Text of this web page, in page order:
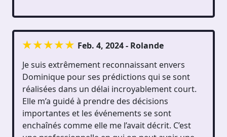
Feb. 4, 2024 - Rolande
Je suis extrêmement reconnaissant envers
Dominique pour ses prédictions qui se sont
réalisées dans un délai incroyablement court.
Elle m’a guidé à prendre des décisions
importantes et les événements se sont
enchaînés comme elle me l’avait décrit. C’est